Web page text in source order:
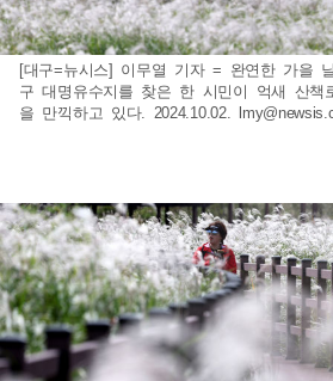
[대구=뉴시스] 이무열 기자 = 완연한 가을
구 대명유수지를 찾은 한 시민이 억새 산책
을 만끽하고 있다. 2024.10.02.